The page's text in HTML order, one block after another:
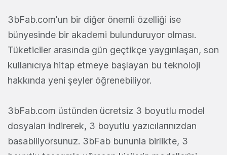
3bFab.com'un bir diğer önemli özelliği ise
bünyesinde bir akademi bulunduruyor olması.
Tüketiciler arasında gün geçtikçe yaygınlaşan, son
kullanıcıya hitap etmeye başlayan bu teknoloji
hakkında yeni şeyler öğrenebiliyor.
3bFab.com üstünden ücretsiz 3 boyutlu model
dosyaları indirerek, 3 boyutlu yazıcılarınızdan
basabiliyorsunuz. 3bFab bununla birlikte, 3